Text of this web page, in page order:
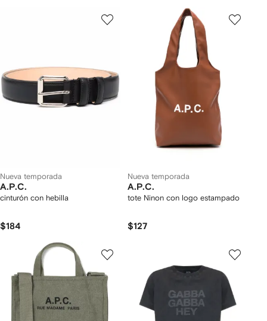
Nueva temporada
A.P.C.
cinturón con hebilla
$184
Nueva temporada
A.P.C.
tote Ninon con logo estampado
$127